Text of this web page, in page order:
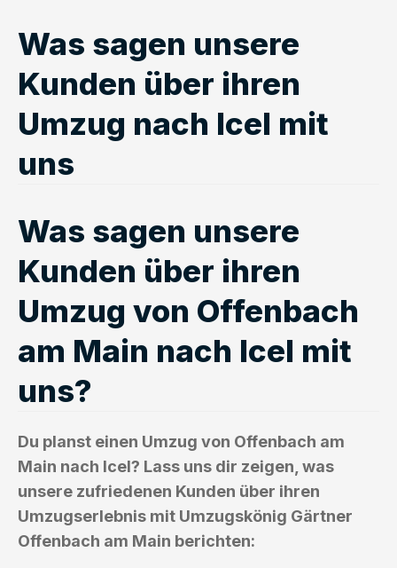
Was sagen unsere
Kunden über ihren
Umzug nach Icel mit
uns
Was sagen unsere
Kunden über ihren
Umzug von Offenbach
am Main nach Icel mit
uns?
Du planst einen Umzug von Offenbach am
Main nach Icel? Lass uns dir zeigen, was
unsere zufriedenen Kunden über ihren
Umzugserlebnis mit Umzugskönig Gärtner
Offenbach am Main berichten: